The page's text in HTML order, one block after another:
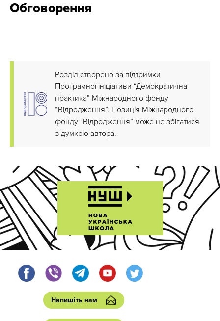
Обговорення
Розділ створено за підтримки
Програмної ініціативи “Демократична
практика” Міжнародного фонду
“Відродження”. Позиція Міжнародного
фонду “Відродження” може не збігатися
з думкою автора.
Напишіть нам